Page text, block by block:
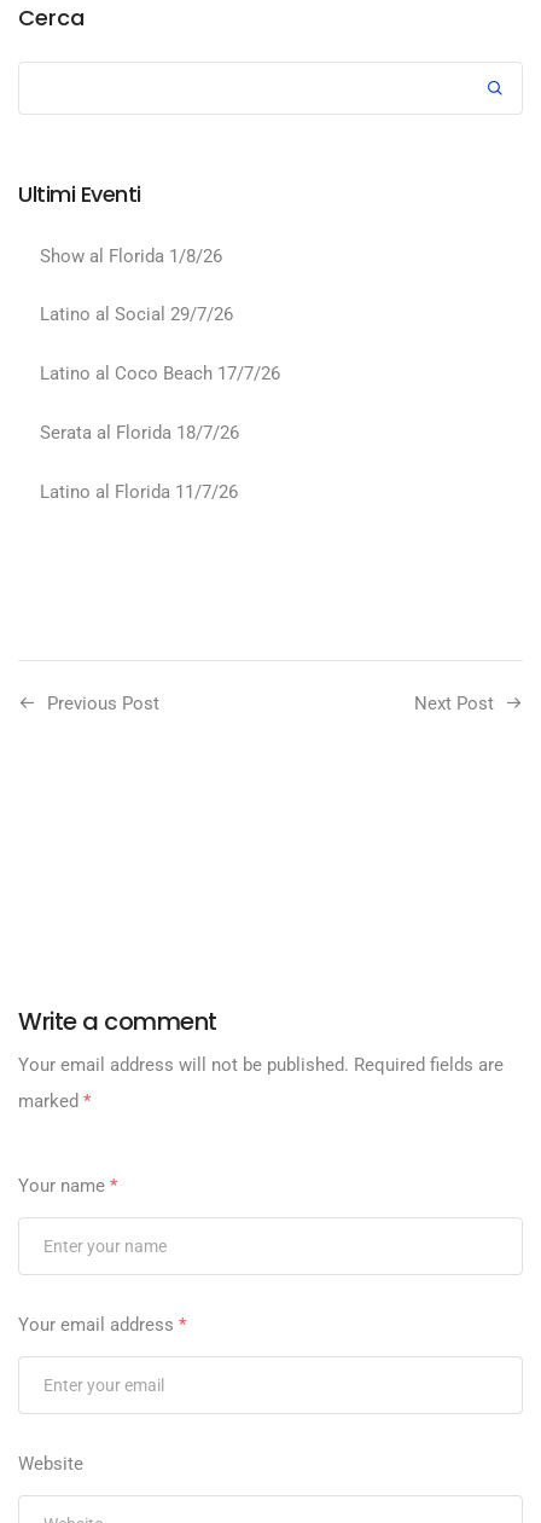
Cerca
Ultimi Eventi
Show al Florida 1/8/26
Latino al Social 29/7/26
Latino al Coco Beach 17/7/26
Serata al Florida 18/7/26
Latino al Florida 11/7/26
Previous Post Next Post
Write a comment
Your email address will not be published. Required fields are
marked *
Your name *
Your email address *
Website